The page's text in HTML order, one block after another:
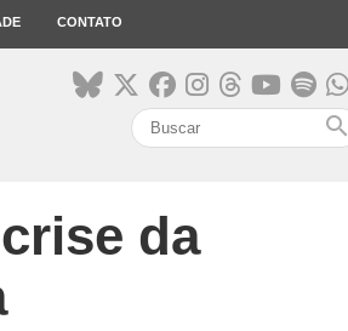
CONTATO
search
da